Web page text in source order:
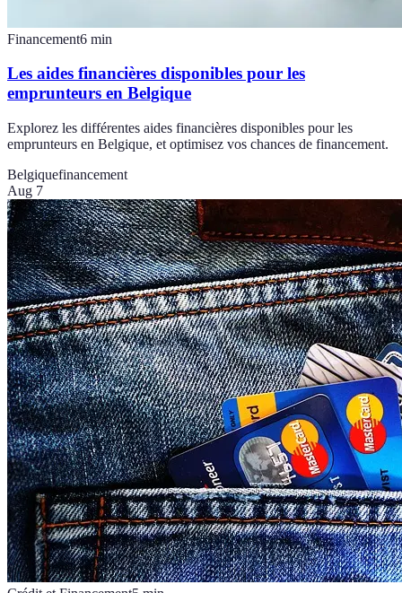
Financement6 min
Les aides financières disponibles pour les
emprunteurs en Belgique
Explorez les différentes aides financières disponibles pour les
emprunteurs en Belgique, et optimisez vos chances de financement.
Belgiquefinancement
Aug 7